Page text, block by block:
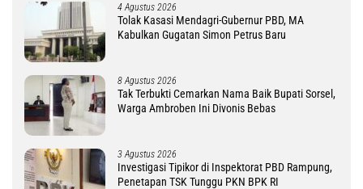
4 Agustus 2026
Tolak Kasasi Mendagri-Gubernur PBD, MA
Kabulkan Gugatan Simon Petrus Baru
8 Agustus 2026
Tak Terbukti Cemarkan Nama Baik Bupati Sorsel,
Warga Ambroben Ini Divonis Bebas
3 Agustus 2026
Investigasi Tipikor di Inspektorat PBD Rampung,
Penetapan TSK Tunggu PKN BPK RI